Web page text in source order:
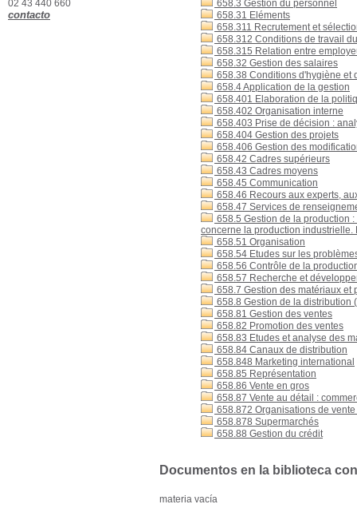
658.3 Gestion du personnel
658.31 Eléments
658.311 Recrutement et
658.312 Conditions de travail
658.315 Relation entre
658.32 Gestion des salaires
658.38 Conditions d'hygiène et
658.4 Application de la gestion
658.401 Elaboration de la
658.402 Organisation interne
658.403 Prise de décision :
658.404 Gestion des projets
658.406 Gestion des
658.42 Cadres supérieurs
658.43 Cadres moyens
658.45 Communication
658.46 Recours aux experts,
658.47 Services de
658.5 Gestion de la production
concerne la production industrielle.
658.51 Organisation
658.54 Etudes sur les
658.56 Contrôle de la
658.57 Recherche et
658.7 Gestion des matériaux et
658.8 Gestion de la distribution
658.81 Gestion des ventes
658.82 Promotion des ventes
658.83 Etudes et analyse des
658.84 Canaux de distribution
658.848 Marketing international
658.85 Représentation
658.86 Vente en gros
658.87 Vente au détail :
658.872 Organisations de
658.878 Supermarchés
658.88 Gestion du crédit
Documentos en la biblioteca
materia vacía
02 43 440 660
contacto